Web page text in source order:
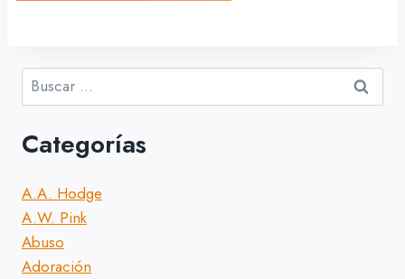
Buscar:
Categorías
A.A. Hodge
A.W. Pink
Abuso
Adoración